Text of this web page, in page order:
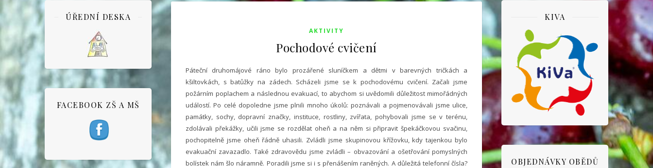
ÚŘEDNÍ DESKA
FACEBOOK ZŠ A MŠ
AKTIVITY
Pochodové cvičení
Páteční druhomájové ráno bylo prozářené sluníčkem a dětmi v barevných tričkách a
kšiltovkách, s batůžky na zádech. Scházeli jsme se k pochodovému cvičení. Začali jsme
požárním poplachem a následnou evakuací, to abychom si uvědomili důležitost mimořádných
událostí. Po celé dopoledne jsme plnili mnoho úkolů: poznávali a pojmenovávali jsme ulice,
památky, sochy, dopravní značky, instituce, rostliny, zvířata, pohybovali jsme se v terénu,
zdolávali překážky, učili jsme se rozdělat oheň a na něm si připravit špekáčkovou svačinu,
pochopitelně jsme oheň řádně uhasili. Zvládli jsme skupinovou křížovku, kdy tajenkou bylo
evakuační zavazadlo. Také zdravovědu jsme zvládli – obvazování a ošetřování pomyslných
bolístek nám šlo náramně. Poradili jsme si i s přenášením raněných. A důležitá telefonní čísla?
KIVA
OBJEDNÁVKY OBĚDŮ